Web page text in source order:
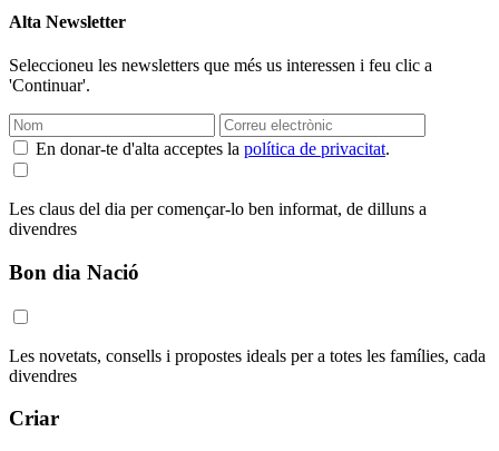
Alta Newsletter
Seleccioneu les newsletters que més us interessen i feu clic a
'Continuar'.
En donar-te d'alta acceptes la política de privacitat.
Les claus del dia per començar-lo ben informat, de dilluns a
divendres
Bon dia Nació
Les novetats, consells i propostes ideals per a totes les famílies, cada
divendres
Criar